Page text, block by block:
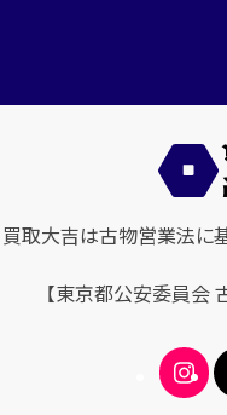
買取大吉は古物営業法に
【東京都公安委員会